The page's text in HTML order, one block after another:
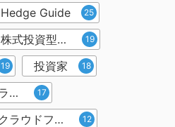
Hedge Guide 25
株式投資型クラウドファンディング 19
19 投資家 18
不動産クラウドファンディング 17
クラウドファンディング投資 12